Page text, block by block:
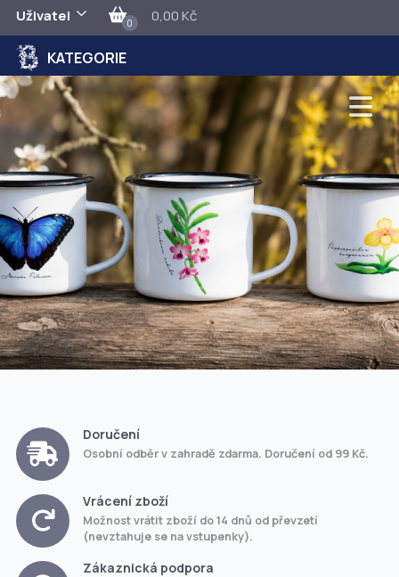
Uživatel 0 0,00 Kč
KATEGORIE
Doručení
Osobní odběr v zahradě zdarma. Doručení od 99 Kč.
Vrácení zboží
Možnost vrátit zboží do 14 dnů od převzetí
(nevztahuje se na vstupenky).
Zákaznická podpora